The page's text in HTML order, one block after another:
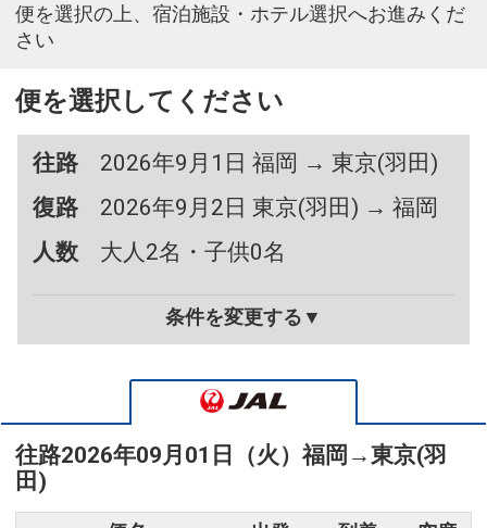
便を選択の上、宿泊施設・ホテル選択へお進みくだ
さい
便を選択してください
往路
2026年9月1日 福岡 → 東京(羽田)
復路
2026年9月2日 東京(羽田) → 福岡
人数
大人2名・子供0名
条件を変更する▼
往路2026年09月01日（火）福岡 →東京(羽
田)